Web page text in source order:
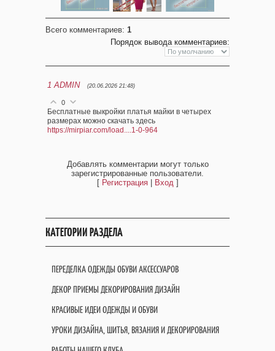
Всего комментариев: 1
Порядок вывода комментариев:
1 ADMIN (20.06.2026 21:48)
0
Бесплатные выкройки платья майки в четырех
размерах можно скачать здесь
https://mirpiar.com/load....1-0-964
Добавлять комментарии могут только
зарегистрированные пользователи.
[ Регистрация| Вход]
КАТЕГОРИИ РАЗДЕЛА
ПЕРЕДЕЛКА ОДЕЖДЫ ОБУВИ АКСЕССУАРОВ
ДЕКОР ПРИЕМЫ ДЕКОРИРОВАНИЯ ДИЗАЙН
КРАСИВЫЕ ИДЕИ ОДЕЖДЫ И ОБУВИ
УРОКИ ДИЗАЙНА, ШИТЬЯ, ВЯЗАНИЯ И ДЕКОРИРОВАНИЯ